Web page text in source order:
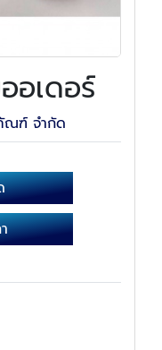
อเดอร์
ณฑ์ จำกัด